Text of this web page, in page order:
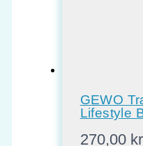
GEWO
Lifestyle
270,00